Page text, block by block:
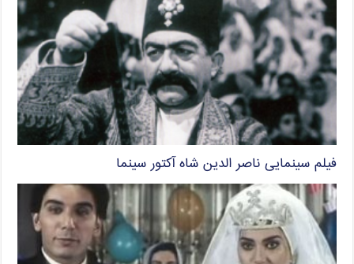
فیلم سینمایی ناصر الدین شاه آکتور سینما